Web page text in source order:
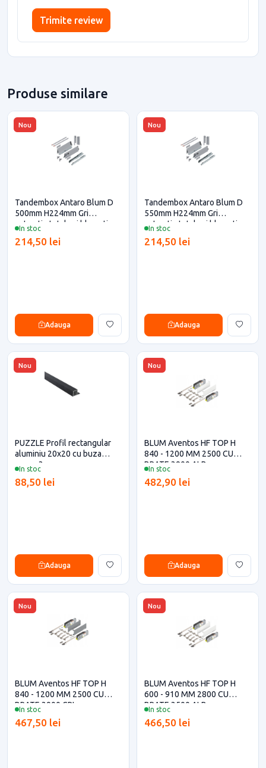
Trimite review
Produse similare
Nou
In stoc
Tandembox Antaro Blum D
500mm H224mm Gri
extractie totala si blumotion
eficiente
214,50 lei
Adauga
Nou
In stoc
Tandembox Antaro Blum D
550mm H224mm Gri
extractie totala si blumotion
eficiente
214,50 lei
Adauga
Nou
In stoc
PUZZLE Profil rectangular
aluminiu 20x20 cu buza
negru 3m
88,50 lei
Adauga
Nou
In stoc
BLUM Aventos HF TOP H
840 - 1200 MM 2500 CU
BRATE 3900 ALB
482,90 lei
Adauga
Nou
In stoc
BLUM Aventos HF TOP H
840 - 1200 MM 2500 CU
BRATE 3900 GRI
467,50 lei
Nou
In stoc
BLUM Aventos HF TOP H
600 - 910 MM 2800 CU
BRATE 3500 ALB
466,50 lei